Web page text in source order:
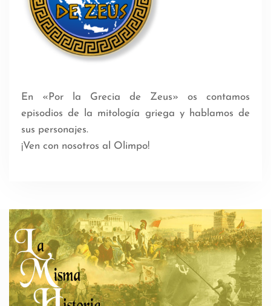
En «Por la Grecia de Zeus» os contamos
episodios de la mitología griega y hablamos de
sus personajes.
¡Ven con nosotros al Olimpo!